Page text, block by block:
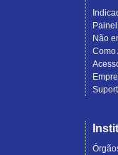
Não
Como